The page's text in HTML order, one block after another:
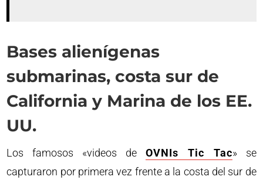
Bases alienígenas
submarinas, costa sur de
California y Marina de los EE.
UU.
Los famosos «videos de OVNIs Tic Tac» se
capturaron por primera vez frente a la costa del sur de